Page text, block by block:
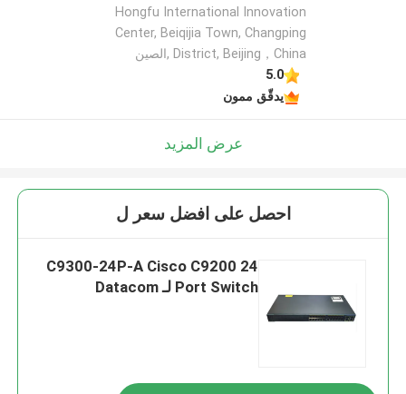
Hongfu International Innovation
Center, Beiqijia Town, Changping
District, Beijing，China ,الصين
5.0
يدقّق ممون
عرض المزيد
احصل على افضل سعر ل
C9300-24P-A Cisco C9200 24
Port Switch لـ Datacom